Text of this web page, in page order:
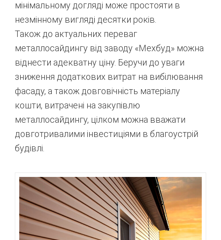
мінімальному догляді може простояти в
незмінному вигляді десятки років.
Також до актуальних переваг
металлосайдингу від заводу «Мехбуд» можна
віднести адекватну ціну. Беручи до уваги
зниження додаткових витрат на вибілювання
фасаду, атакож довговічність матеріалу
кошти, витрачені на закупівлю
металлосайдингу, цілком можна вважати
довготривалими інвестиціями в благоустрій
будівлі.